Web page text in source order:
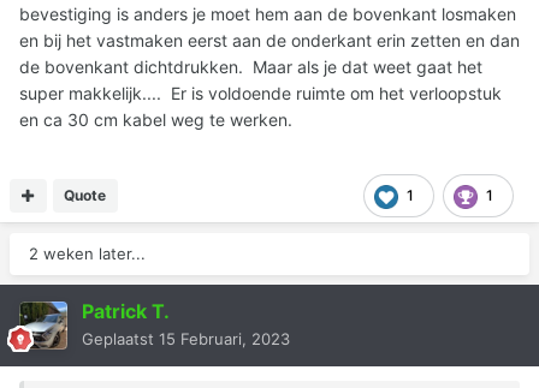
bevestiging is anders je moet hem aan de bovenkant losmaken
en bij het vastmaken eerst aan de onderkant erin zetten en dan
de bovenkant dichtdrukken. Maar als je dat weet gaat het
super makkelijk.... Er is voldoende ruimte om het verloopstuk
en ca 30 cm kabel weg te werken.
1 1
Quote
2 weken later...
Patrick T.
Geplaatst 15 Februari, 2023